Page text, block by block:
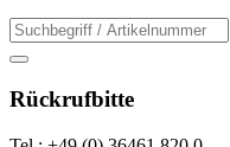
Rückrufbitte